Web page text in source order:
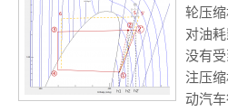
轮压
对油
没有
注压
动汽